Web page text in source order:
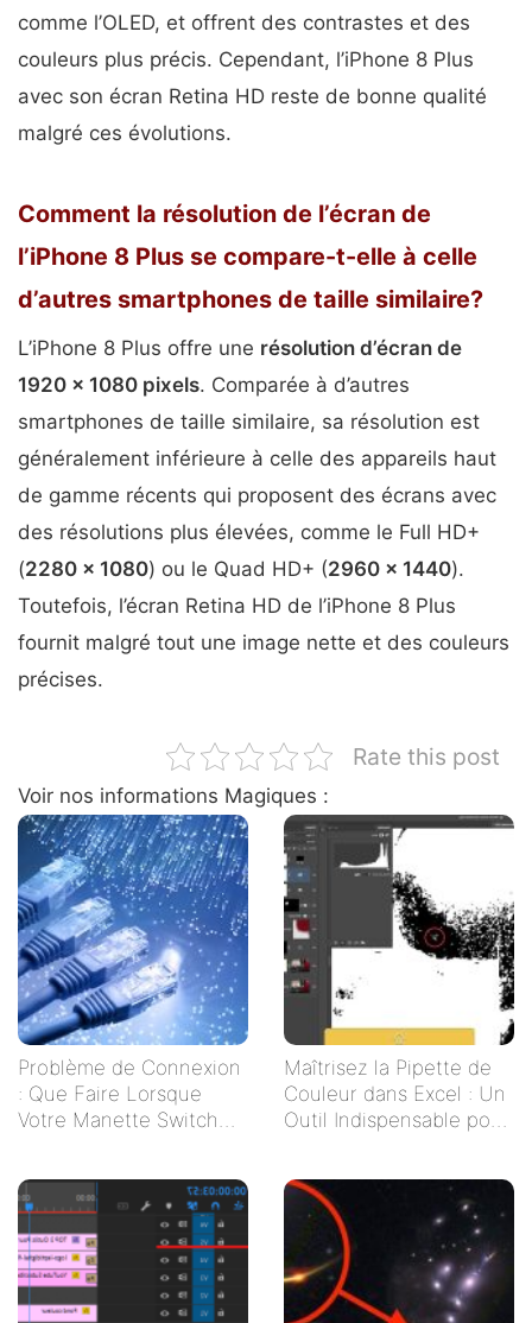
comme l’OLED, et offrent des contrastes et des
couleurs plus précis. Cependant, l’iPhone 8 Plus
avec son écran Retina HD reste de bonne qualité
malgré ces évolutions.
Comment la résolution de l’écran de
l’iPhone 8 Plus se compare-t-elle à celle
d’autres smartphones de taille similaire?
L’iPhone 8 Plus offre une résolution d’écran de
1920 x 1080 pixels. Comparée à d’autres
smartphones de taille similaire, sa résolution est
généralement inférieure à celle des appareils haut
de gamme récents qui proposent des écrans avec
des résolutions plus élevées, comme le Full HD+
(2280 x 1080) ou le Quad HD+ (2960 x 1440).
Toutefois, l’écran Retina HD de l’iPhone 8 Plus
fournit malgré tout une image nette et des couleurs
précises.
Rate this post
Voir nos informations Magiques :
Problème de Connexion
: Que Faire Lorsque
Votre Manette Switch
Maîtrisez la Pipette de
Couleur dans Excel : Un
Outil Indispensable pour